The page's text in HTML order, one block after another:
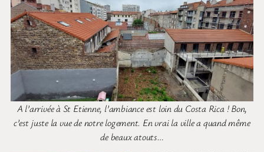
A l’arrivée à St Etienne, l’ambiance est loin du Costa Rica ! Bon,
c’est juste la vue de notre logement. En vrai la ville a quand même
de beaux atouts…